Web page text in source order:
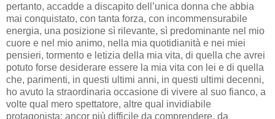
pertanto, accadde a discapito dell’unica donna che abbia
mai conquistato, con tanta forza, con incommensurabile
energia, una posizione sì rilevante, sì predominante nel mio
cuore e nel mio animo, nella mia quotidianità e nei miei
pensieri, tormento e letizia della mia vita, di quella che avrei
potuto forse desiderare essere la mia vita con lei e di quella
che, parimenti, in questi ultimi anni, in questi ultimi decenni,
ho avuto la straordinaria occasione di vivere al suo fianco, a
volte qual mero spettatore, altre qual invidiabile
protagonista; ancor più difficile da comprendere, da